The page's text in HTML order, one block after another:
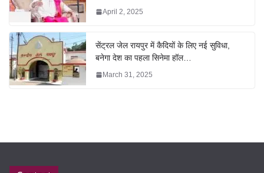
April 2, 2025
सेंट्रल जेल रायपुर में कैदियों के लिए नई सुविधा,
बनेगा देश का पहला सिनेमा हॉल…
March 31, 2025